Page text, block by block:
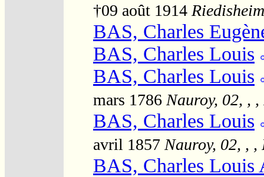
†09 août 1914
BAS, Charles
BAS, Charles Louis
BAS, Charles Louis
mars 1786 Nauroy, 02, , ,
BAS, Charles Louis
avril 1857 Nauroy, 02, , ,
BAS, Charles Louis